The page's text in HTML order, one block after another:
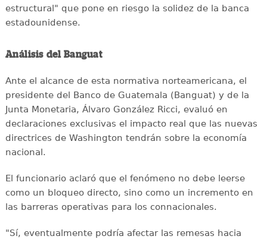
estructural" que pone en riesgo la solidez de la banca
estadounidense.
Análisis del Banguat
Ante el alcance de esta normativa norteamericana, el
presidente del Banco de Guatemala (Banguat) y de la
Junta Monetaria, Álvaro González Ricci, evaluó en
declaraciones exclusivas el impacto real que las nuevas
directrices de Washington tendrán sobre la economía
nacional.
El funcionario aclaró que el fenómeno no debe leerse
como un bloqueo directo, sino como un incremento en
las barreras operativas para los connacionales.
"Sí, eventualmente podría afectar las remesas hacia